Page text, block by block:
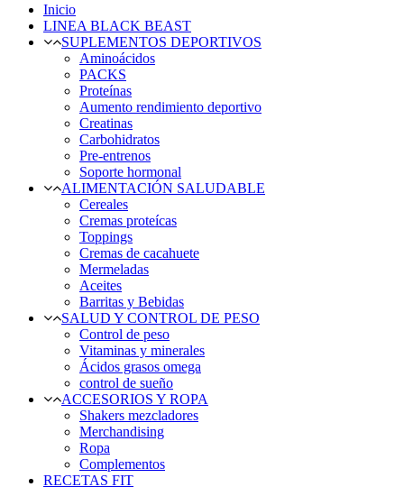
Inicio
LINEA BLACK BEAST
SUPLEMENTOS DEPORTIVOS
Aminoácidos
PACKS
Proteínas
Aumento rendimiento deportivo
Creatinas
Carbohidratos
Pre-entrenos
Soporte hormonal
ALIMENTACIÓN SALUDABLE
Cereales
Cremas proteícas
Toppings
Cremas de cacahuete
Mermeladas
Aceites
Barritas y Bebidas
SALUD Y CONTROL DE PESO
Control de peso
Vitaminas y minerales
Ácidos grasos omega
control de sueño
ACCESORIOS Y ROPA
Shakers mezcladores
Merchandising
Ropa
Complementos
RECETAS FIT